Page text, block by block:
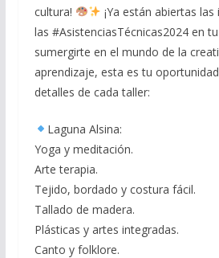
cultura!
¡Ya están abiertas
las #AsistenciasTécnicas2024 en
sumergirte en el mundo de la
aprendizaje, esta es tu
detalles de cada taller:
Laguna Alsina:
Yoga y meditación.
Arte terapia.
Tejido, bordado y costura fácil.
Tallado de madera.
Plásticas y artes integradas.
Canto y folklore.